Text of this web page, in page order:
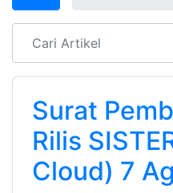
Surat
Rilis
Cloud) 7